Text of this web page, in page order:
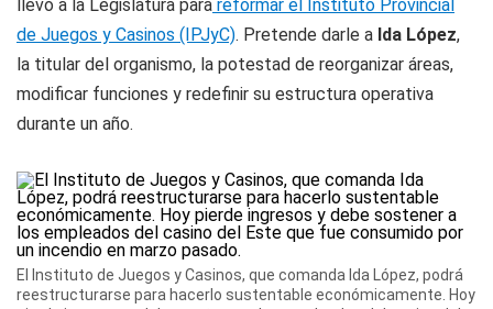
llevó a la Legislatura para reformar el Instituto Provincial
de Juegos y Casinos (IPJyC). Pretende darle a Ida López,
la titular del organismo, la potestad de reorganizar áreas,
modificar funciones y redefinir su estructura operativa
durante un año.
El Instituto de Juegos y Casinos, que comanda Ida López, podrá
reestructurarse para hacerlo sustentable económicamente. Hoy